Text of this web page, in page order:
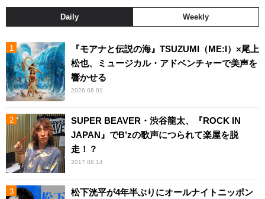
Daily Weekly
『モアナと伝説の海』TSUZUMI（ME:I）×尾上
松也、ミュージカル・アドベンチャーで美声を
響かせる
2026.08.01
SUPER BEAVER・渋谷龍太、『ROCK IN
JAPAN』でB’zの歌声につられて楽屋を脱
走！？
2017.08.14
松下洸平が4年半ぶりにオールナイトニッポン